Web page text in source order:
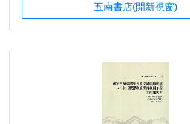
五南書店(開新視窗)